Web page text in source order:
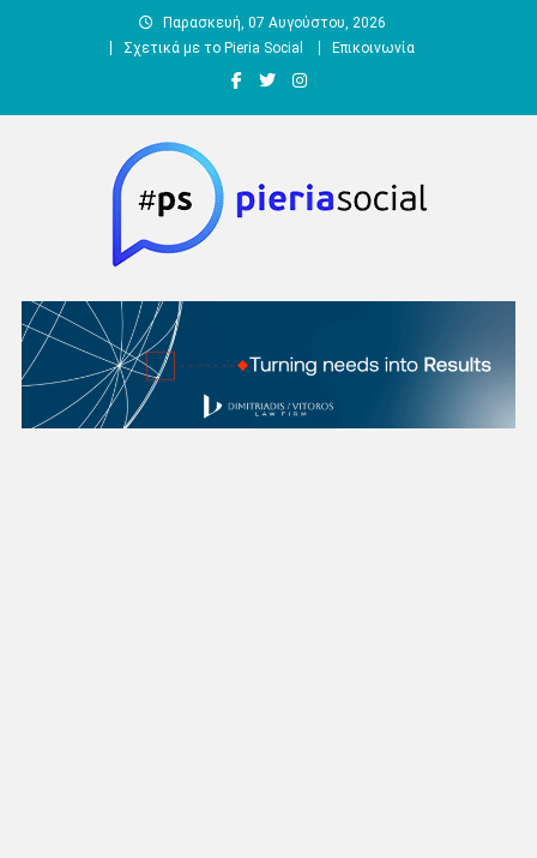
Παρασκευή, 07 Αυγούστου, 2026
Σχετικά με το Pieria Social
Επικοινωνία
Pieria Social